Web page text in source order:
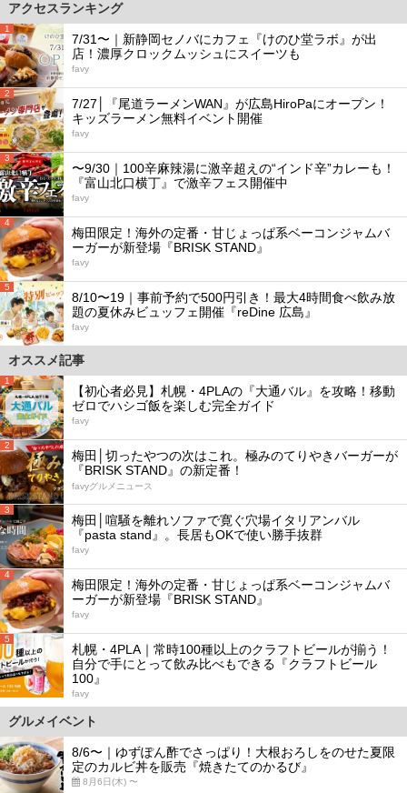
アクセスランキング
1
7/31〜｜新静岡セノバにカフェ『けのひ堂ラボ』が出
店！濃厚クロックムッシュにスイーツも
favy
2
7/27│『尾道ラーメンWAN』が広島HiroPaにオープン！
キッズラーメン無料イベント開催
favy
3
〜9/30｜100辛麻辣湯に激辛超えの“インド辛”カレーも！
『富山北口横丁』で激辛フェス開催中
favy
4
梅田限定！海外の定番・甘じょっぱ系ベーコンジャムバ
ーガーが新登場『BRISK STAND』
favy
5
8/10〜19｜事前予約で500円引き！最大4時間食べ飲み放
題の夏休みビュッフェ開催『reDine 広島』
favy
オススメ記事
1
【初心者必見】札幌・4PLAの『大通バル』を攻略！移動
ゼロでハシゴ飯を楽しむ完全ガイド
favy
2
梅田│切ったやつの次はこれ。極みのてりやきバーガーが
『BRISK STAND』の新定番！
favyグルメニュース
3
梅田│喧騒を離れソファで寛ぐ穴場イタリアンバル
『pasta stand』。長居もOKで使い勝手抜群
favy
4
梅田限定！海外の定番・甘じょっぱ系ベーコンジャムバ
ーガーが新登場『BRISK STAND』
favy
5
札幌・4PLA｜常時100種以上のクラフトビールが揃う！
自分で手にとって飲み比べもできる『クラフトビール
100』
favy
グルメイベント
8/6〜｜ゆずぽん酢でさっぱり！大根おろしをのせた夏限
定のカルビ丼を販売『焼きたてのかるび』
8月6日(木) 〜